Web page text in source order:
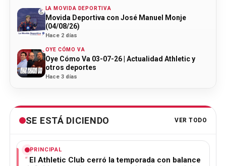
LA MOVIDA DEPORTIVA
Movida Deportiva con José Manuel Monje
(04/08/26)
Hace 2 días
OYE CÓMO VA
Oye Cómo Va 03-07-26 | Actualidad Athletic y
otros deportes
Hace 3 días
SE ESTÁ DICIENDO VER TODO
PRINCIPAL
El Athletic Club cerró la temporada con balance